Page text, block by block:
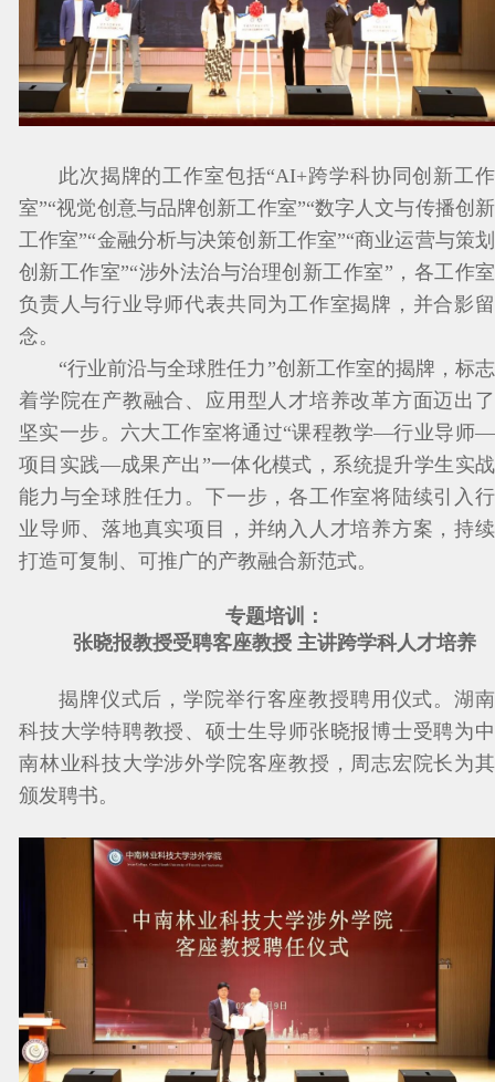
此次揭牌的工作室包括“AI+跨学科协同创新工作
室”“视觉创意与品牌创新工作室”“数字人文与传播创新
工作室”“金融分析与决策创新工作室”“商业运营与策划
创新工作室”“涉外法治与治理创新工作室”，各工作室
负责人与行业导师代表共同为工作室揭牌，并合影留
念。
“行业前沿与全球胜任力”创新工作室的揭牌，标志
着学院在产教融合、应用型人才培养改革方面迈出了
坚实一步。六大工作室将通过“课程教学—行业导师—
项目实践—成果产出”一体化模式，系统提升学生实战
能力与全球胜任力。下一步，各工作室将陆续引入行
业导师、落地真实项目，并纳入人才培养方案，持续
打造可复制、可推广的产教融合新范式。
专题培训：
张晓报教授受聘客座教授 主讲跨学科人才培养
揭牌仪式后，学院举行客座教授聘用仪式。湖南
科技大学特聘教授、硕士生导师张晓报博士受聘为中
南林业科技大学涉外学院客座教授，周志宏院长为其
颁发聘书。